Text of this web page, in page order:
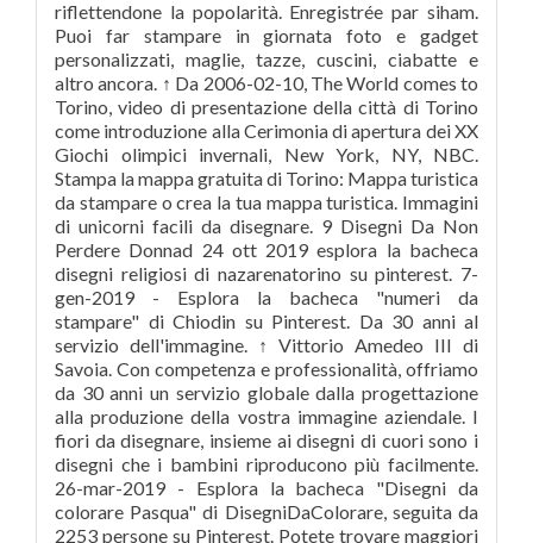
riflettendone la popolarità. Enregistrée par siham.
Puoi far stampare in giornata foto e gadget
personalizzati, maglie, tazze, cuscini, ciabatte e
altro ancora. ↑ Da 2006-02-10, The World comes to
Torino, video di presentazione della città di Torino
come introduzione alla Cerimonia di apertura dei XX
Giochi olimpici invernali, New York, NY, NBC.
Stampa la mappa gratuita di Torino: Mappa turistica
da stampare o crea la tua mappa turistica. Immagini
di unicorni facili da disegnare. 9 Disegni Da Non
Perdere Donnad 24 ott 2019 esplora la bacheca
disegni religiosi di nazarenatorino su pinterest. 7-
gen-2019 - Esplora la bacheca "numeri da
stampare" di Chiodin su Pinterest. Da 30 anni al
servizio dell'immagine. ↑ Vittorio Amedeo III di
Savoia. Con competenza e professionalità, offriamo
da 30 anni un servizio globale dalla progettazione
alla produzione della vostra immagine aziendale. I
fiori da disegnare, insieme ai disegni di cuori sono i
disegni che i bambini riproducono più facilmente.
26-mar-2019 - Esplora la bacheca "Disegni da
colorare Pasqua" di DisegniDaColorare, seguita da
2253 persone su Pinterest. Potete trovare maggiori